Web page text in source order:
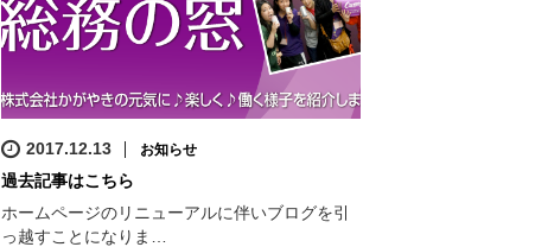
2017.12.13 お知らせ
過去記事はこちら
ホームページのリニューアルに伴いブログを引
っ越すことになりま…